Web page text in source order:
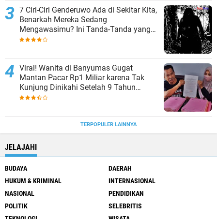
7 Ciri-Ciri Genderuwo Ada di Sekitar Kita,
Benarkah Mereka Sedang
Mengawasimu? Ini Tanda-Tanda yang
Sering Diabaikan
Viral! Wanita di Banyumas Gugat
Mantan Pacar Rp1 Miliar karena Tak
Kunjung Dinikahi Setelah 9 Tahun
Berpacaran
TERPOPULER LAINNYA
JELAJAHI
BUDAYA
DAERAH
HUKUM & KRIMINAL
INTERNASIONAL
NASIONAL
PENDIDIKAN
POLITIK
SELEBRITIS